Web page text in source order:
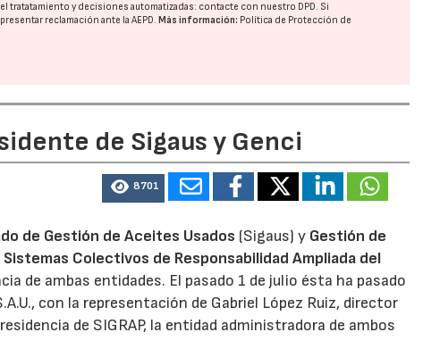
y decisiones automatizadas: contacte con nuestro DPD. Si
reclamación ante laAEPD. Más información: Política de Protección de
de Sigaus y Genci
8701
de Gestión de Aceites Usados (Sigaus) y Gestión de
Sistemas Colectivos de Responsabilidad Ampliada del
de ambas entidades. El pasado 1 de julio ésta ha pasado
con la representación de Gabriel López Ruiz, director
de SIGRAP, la entidad administradora de ambos